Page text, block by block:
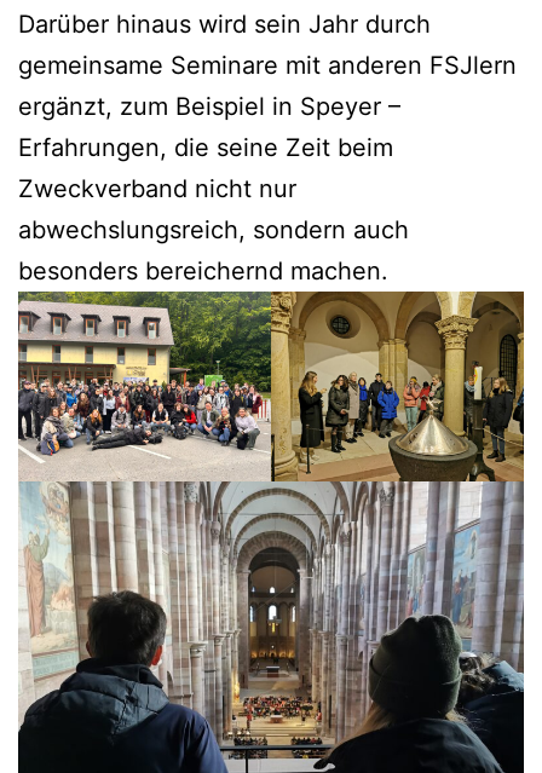
Darüber hinaus wird sein Jahr durch
gemeinsame Seminare mit anderen FSJlern
ergänzt, zum Beispiel in Speyer –
Erfahrungen, die seine Zeit beim
Zweckverband nicht nur
abwechslungsreich, sondern auch
besonders bereichernd machen.